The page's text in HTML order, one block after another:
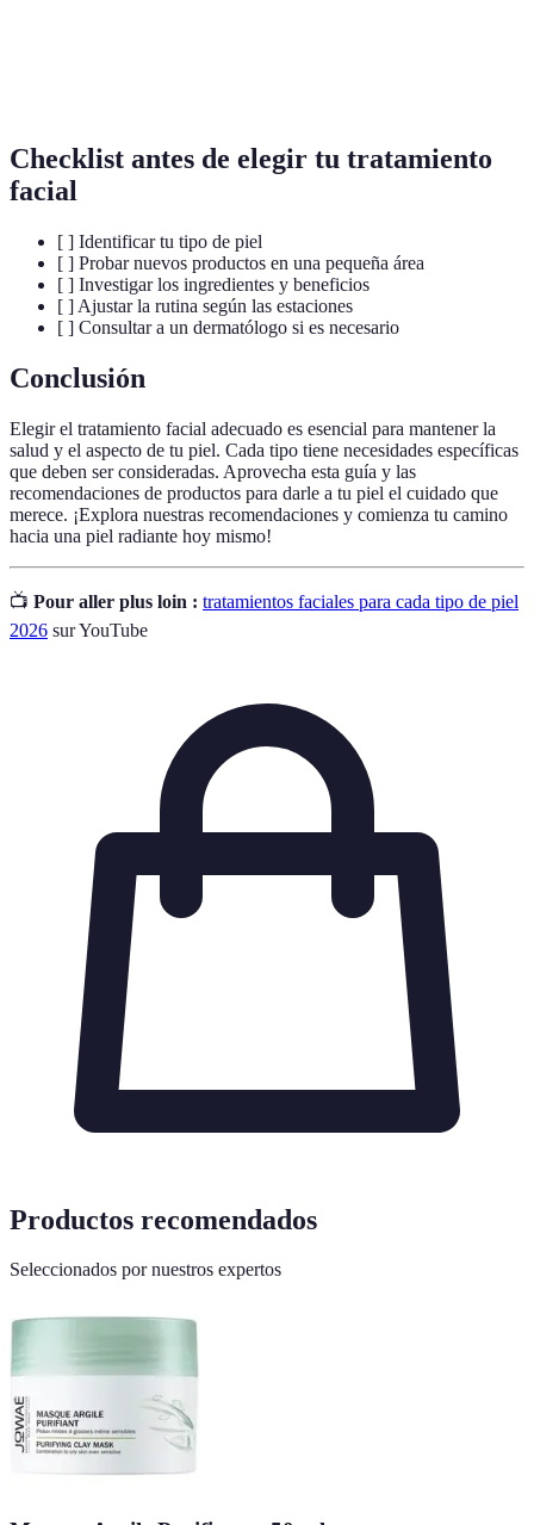
Checklist antes de elegir tu tratamiento
facial
[ ] Identificar tu tipo de piel
[ ] Probar nuevos productos en una pequeña área
[ ] Investigar los ingredientes y beneficios
[ ] Ajustar la rutina según las estaciones
[ ] Consultar a un dermatólogo si es necesario
Conclusión
Elegir el tratamiento facial adecuado es esencial para mantener la
salud y el aspecto de tu piel. Cada tipo tiene necesidades específicas
que deben ser consideradas. Aprovecha esta guía y las
recomendaciones de productos para darle a tu piel el cuidado que
merece. ¡Explora nuestras recomendaciones y comienza tu camino
hacia una piel radiante hoy mismo!
📺 Pour aller plus loin : tratamientos faciales para cada tipo de piel
2026 sur YouTube
Productos recomendados
Seleccionados por nuestros expertos